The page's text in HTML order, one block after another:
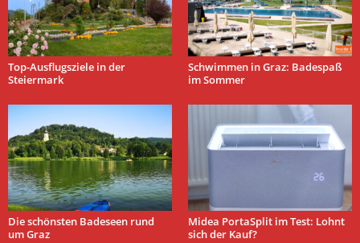
Top-Ausflugsziele in der
Steiermark
Schwimmen in Graz: Badespaß
im Sommer
Die schönsten Badeseen rund
um Graz
Midea PortaSplit im Test: Lohnt
sich der Kauf?